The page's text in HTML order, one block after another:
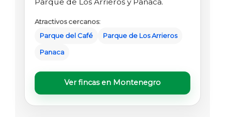
Atractivos cercanos:
Parque del Café
Parque de Los Arrieros
Panaca
Ver fincas en Montenegro